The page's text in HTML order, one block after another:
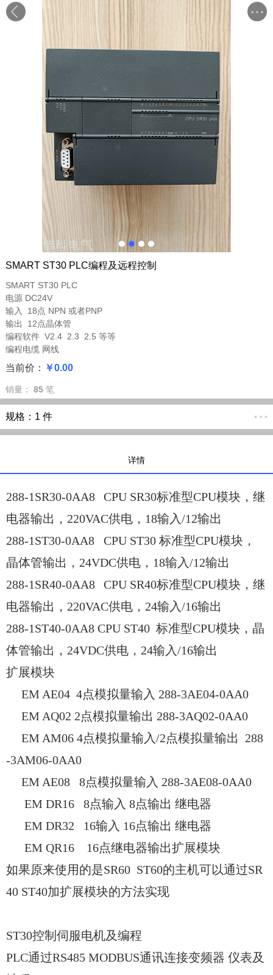
SMART ST30 PLC编程及远程控制
SMART ST30 PLC
电源 DC24V
输入 18点 NPN 或者PNP
输出 12点晶体管
编程软件 V2.4 2.3 2.5 等等
编程电缆 网线
当前价： ￥0.00
销量： 85 笔
规格： 1 件
详情
288-1SR30-0AA8
CPU SR30标准型CPU模块，继
电器输出，220VAC供电，18输入/12输出
288-1ST30-0AA8
CPU ST30 标准型CPU模块，
晶体管输出，24VDC供电，18输入/12输出
288-1SR40-0AA8
CPU SR40标准型CPU模块，继
电器输出，220VAC供电，24输入/16输出
288-1ST40-0AA8 CPU ST40 标准型CPU模块，晶
体管输出，24VDC供电，24输入/16输出
扩展模块
EM AE04 4点模拟量输入 288-3AE04-0AA0
EM AQ02 2点模拟量输出 288-3AQ02-0AA0
EM AM06 4点模拟量输入/2点模拟量输出 288
-3AM06-0AA0
EM AE08 8点模拟量输入 288-3AE08-0AA0
EM DR16 8点输入 8点输出 继电器
EM DR32 16输入 16点输出 继电器
EM QR16 16点继电器输出扩展模块
如果原来使用的是SR60 ST60的主机可以通过SR
40 ST40加扩展模块的方法实现
ST30控制伺服电机及编程
PLC通过RS485 MODBUS通讯连接变频器 仪表及